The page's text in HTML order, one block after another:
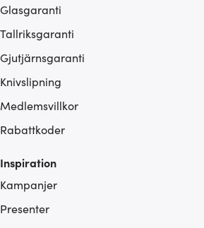
Glasgaranti
Tallriksgaranti
Gjutjärnsgaranti
Knivslipning
Medlemsvillkor
Rabattkoder
Inspiration
Kampanjer
Presenter